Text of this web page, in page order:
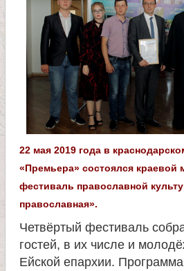
м
у
ч
22 мая 2019 года в
«Премьера» состоялся краевой
фестиваль православной
православная».
Четвёртый фестиваль
гостей, в их числе и
Ейской епархии.